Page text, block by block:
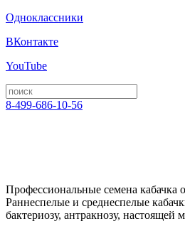
Одноклассники
ВКонтакте
YouTube
8-499-686-10-56
Профессиональные семена кабачка
Раннеспелые и среднеспелые
бактериозу, антракнозу,